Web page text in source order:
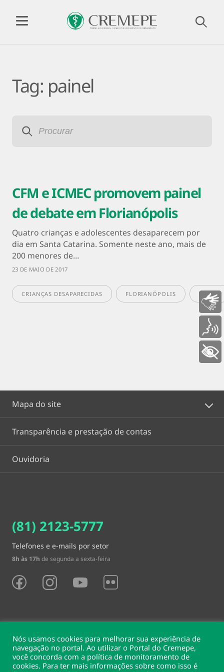
Tag: painel
CFM e ICMEC promovem painel
de debate em Florianópolis
Quatro crianças e adolescentes desaparecem por
dia em Santa Catarina. Somente neste ano, mais de
200 menores de…
23 DE MAIO DE 2017
CRIANÇAS DESAPARECIDAS FLORIANÓPOLIS PAINEL
Mapa do site
Transparência e prestação de contas
Ouvidoria
(81) 2123-5777
Telefones e e-mails por setor
8h às 17h de segunda a sexta-feira
Sede e delegacias
Nós usamos cookies para melhorar sua experiência de
navegação no portal. Ao utilizar o Portal do Cremepe,
você concorda com a política de monitoramento de
cookies. Para ter mais informações sobre como isso é
Libras